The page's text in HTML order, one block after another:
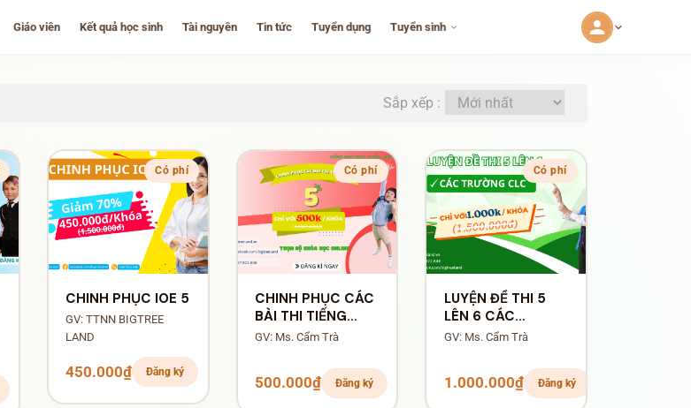
Giáo viên Kết quả học sinh Tài nguyên Tin tức Tuyển dụng Tuyển sinh
Sắp xếp :
Có phí
CHINH PHỤC IOE 5
GV: TTNN BIGTREE
LAND
450.000₫ Đăng ký
Có phí
CHINH PHỤC CÁC
BÀI THI TIẾNG
ANH LỚP 5
GV: Ms. Cẩm Trà
500.000₫ Đăng ký
Có phí
LUYỆN ĐỀ THI 5
LÊN 6 CÁC
TRƯỜNG CLC
GV: Ms. Cẩm Trà
1.000.000₫ Đăng ký